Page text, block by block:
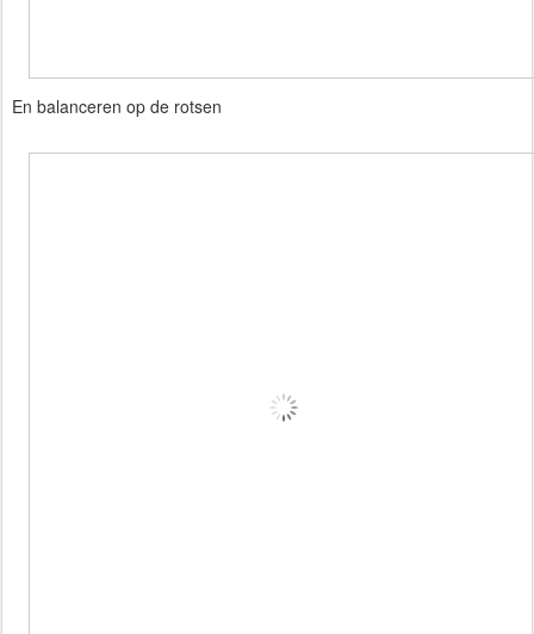
En balanceren op de rotsen